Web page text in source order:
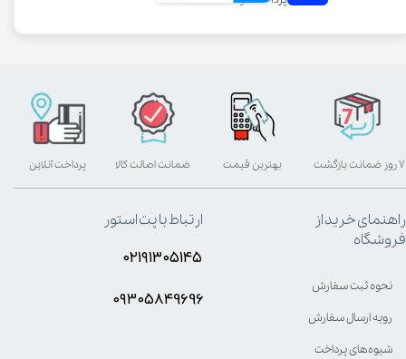
بهترین قیمت پرداخت آنلاین ۷ روز ضمانت بازگشت ضمانت اصالت کالا
راهنمای خرید از
فروشگاه
نحوه ثبت سفارش
رویه ارسال سفارش
شیوه‌های پرداخت
ارتباط با پت استور
۰۲۱۹۱۳۰۵۱۴۵
۰۹۳۰۵8۴9696